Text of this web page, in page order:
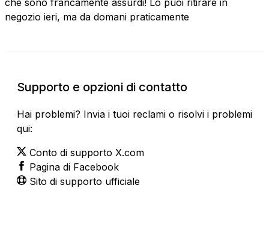
negozio ieri, ma da domani praticamente
Supporto e opzioni di contatto
Hai problemi? Invia i tuoi reclami o risolvi i problemi
qui:
Conto di supporto X.com
Pagina di Facebook
Sito di supporto ufficiale